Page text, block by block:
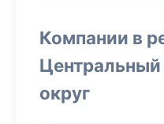
Компании в
округ